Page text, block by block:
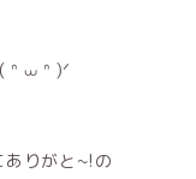
ᐢ ⩊ ᐢ )ᐟ
ありがと~!の